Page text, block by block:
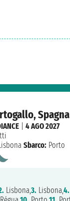
Spagna
|4 AGO 2027
Sbarco: Porto
Lisbona,3. Lisbona,4.